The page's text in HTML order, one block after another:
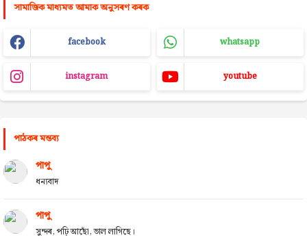
সামাজিক মাধ্যমত আমাক অনুসৰণ কৰক
facebook whatsapp
instagram youtube
পাঠকৰ মন্তব্য
পাপু
ধন্যবাদ
পাপু
সুন্দৰ, পঢ়ি আছোঁ, ভাল লাগিছে।